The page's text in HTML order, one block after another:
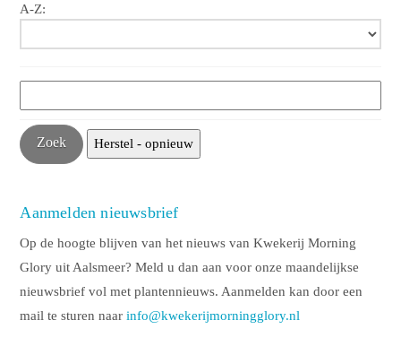
A-Z:
Aanmelden nieuwsbrief
Op de hoogte blijven van het nieuws van Kwekerij Morning
Glory uit Aalsmeer? Meld u dan aan voor onze maandelijkse
nieuwsbrief vol met plantennieuws. Aanmelden kan door een
mail te sturen naarinfo@kwekerijmorningglory.nl